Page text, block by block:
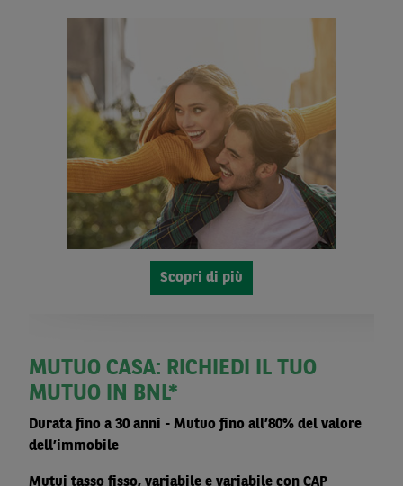
Scopri di più
MUTUO CASA: RICHIEDI IL TUO
MUTUO IN BNL*
Durata fino a 30 anni - Mutuo fino all’80% del valore
dell’immobile
Mutui tasso fisso, variabile e variabile con CAP